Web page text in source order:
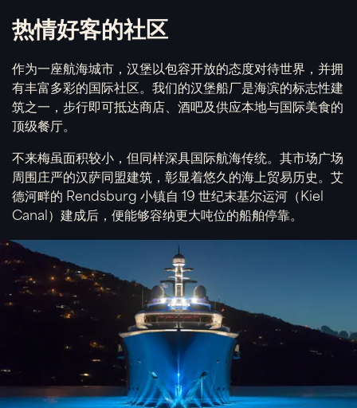
热情好客的社区
作为一座航海城市，汉堡以包容开放的态度对待世界，并拥
有丰富多彩的国际社区。我们的汉堡船厂是海滨的标志性建
筑之一，步行即可抵达商店、酒吧及供应本地与国际美食的
顶级餐厅。
不来梅虽面积较小，但同样深具国际航海传统。其市场广场
周围庄严的汉萨同盟建筑，彰显着悠久的海上贸易历史。艾
德河畔的 Rendsburg 小镇自 19 世纪末基尔运河（Kiel
Canal）建成后，便能够容纳更大吨位的船舶停靠。